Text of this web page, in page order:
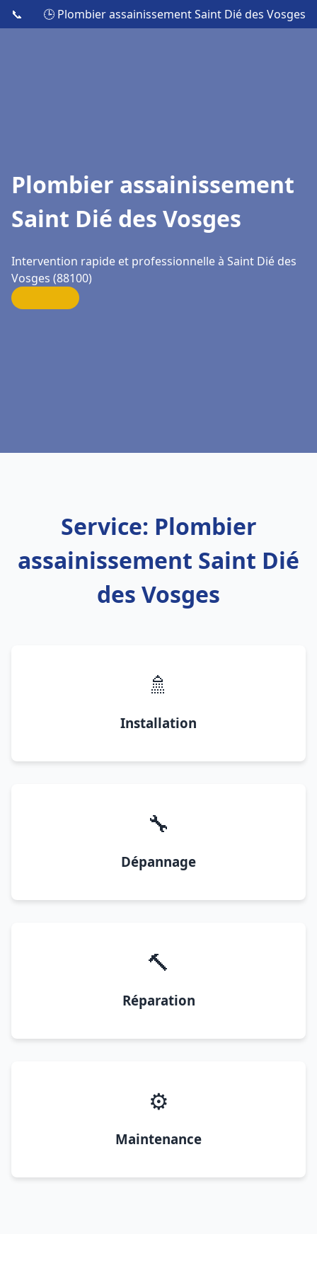
📞 🕒 Plombier assainissement Saint Dié des Vosges
Plombier assainissement
Saint Dié des Vosges
Intervention rapide et professionnelle à Saint Dié des
Vosges (88100)
Service: Plombier
assainissement Saint Dié
des Vosges
🚿
Installation
🔧
Dépannage
🔨
Réparation
⚙️
Maintenance